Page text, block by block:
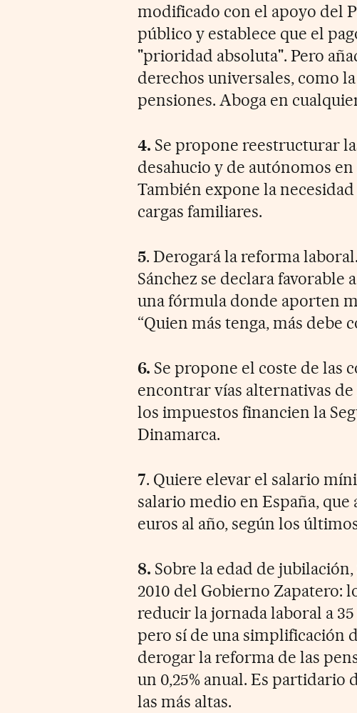
modificado con el apoyo del
público y establece que el
"prioridad absoluta". Pero
derechos universales, como
pensiones. Aboga en
4. Se propone reestructurar
desahucio y de autónomos
También expone la
cargas familiares.
5. Derogará la reforma
Sánchez se declara favorable
una fórmula donde aporten
“Quien más tenga, más debe
6. Se propone el coste de las
encontrar vías alternativas
los impuestos financien la
Dinamarca.
7. Quiere elevar el salario
salario medio en España,
euros al año, según los
8. Sobre la edad de
2010 del Gobierno Zapatero:
reducir la jornada laboral a
pero sí de una simplificación
derogar la reforma de las
un 0,25% anual. Es partidario
las más altas.